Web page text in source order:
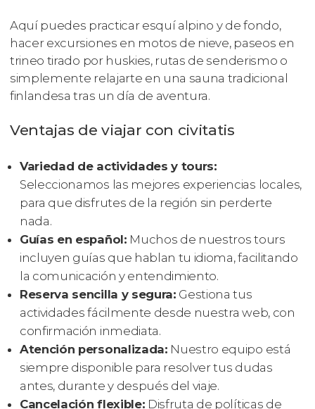
Aquí puedes practicar esquí alpino y de fondo,
hacer excursiones en motos de nieve, paseos en
trineo tirado por huskies, rutas de senderismo o
simplemente relajarte en una sauna tradicional
finlandesa tras un día de aventura.
Ventajas de viajar con civitatis
Variedad de actividades y tours:
Seleccionamos las mejores experiencias locales,
para que disfrutes de la región sin perderte
nada.
Guías en español: Muchos de nuestros tours
incluyen guías que hablan tu idioma, facilitando
la comunicación y entendimiento.
Reserva sencilla y segura: Gestiona tus
actividades fácilmente desde nuestra web, con
confirmación inmediata.
Atención personalizada: Nuestro equipo está
siempre disponible para resolver tus dudas
antes, durante y después del viaje.
Cancelación flexible: Disfruta de políticas de